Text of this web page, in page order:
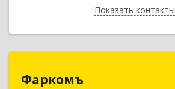
Показать контакты
Назад
Фаркомъ